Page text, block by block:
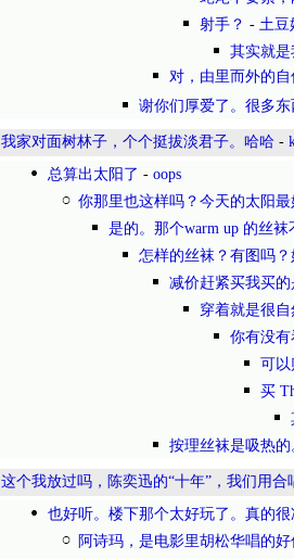
射手？ - 土豆
其实就是
对，由里而外的
谢你们厚爱了。很多东
我家对面树林子，个个挺拔淡君子。哈哈 -
总算出太阳了 - oops
你那里也这样吗？今天的太阳最
是的。那个warm up 的丝袜
怎样的丝袜？有图吗？
减价赶紧买我买
穿着就是很
你有没有
可以
买
按理丝袜是吸热的
这个我放过吗，陈奕迅的“十年”，我们用合
也好听。楼下那个太好玩了。真的很
阿诗玛，是电影里胡松华唱的